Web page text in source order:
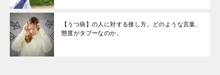
【うつ病】の人に対する接し方。どのような言葉、
態度がタブーなのか。